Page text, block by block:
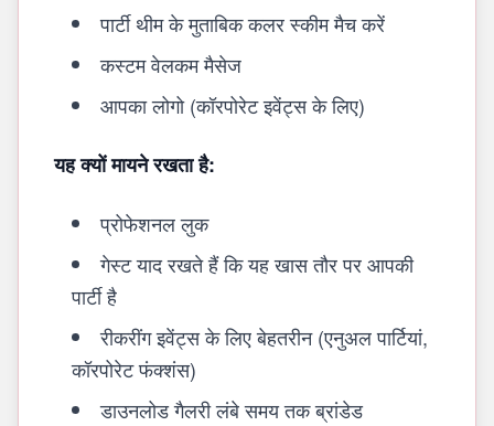
पार्टी थीम के मुताबिक कलर स्कीम मैच करें
कस्टम वेलकम मैसेज
आपका लोगो (कॉरपोरेट इवेंट्स के लिए)
यह क्यों मायने रखता है:
प्रोफेशनल लुक
गेस्ट याद रखते हैं कि यह खास तौर पर आपकी
पार्टी है
रीकरींग इवेंट्स के लिए बेहतरीन (एनुअल पार्टियां,
कॉरपोरेट फंक्शंस)
डाउनलोड गैलरी लंबे समय तक ब्रांडेड